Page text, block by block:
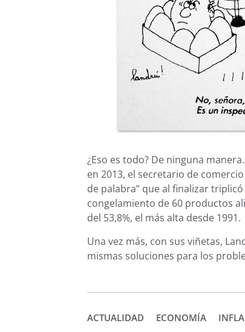
¿Eso es todo? De ninguna
en 2013, el secretario de
de palabra” que al finalizar
congelamiento de 60 productos
del 53,8%, el más alta desde 1991.
Una vez más, con sus viñetas,
mismas soluciones para los
ACTUALIDAD ECONOMÍA